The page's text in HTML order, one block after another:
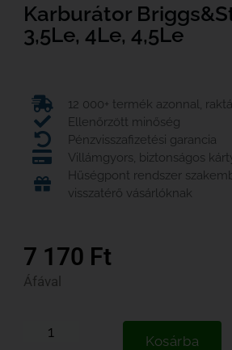
Karburátor
3,5Le, 4Le, 4,5Le
12 000+ termék azonnal,
Ellenőrzött minőség
Pénzvisszafizetési garancia
Villámgyors, biztonságos
Hűségpont rendszer
visszatérő vásárlóknak
7 170 Ft
Áfával
Kosárba